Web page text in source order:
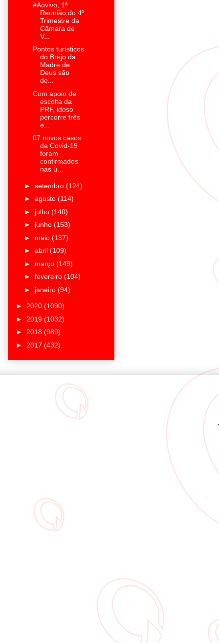
#Aovivo, 1ª
Reunião do 4º
Trimestre da
Câmara de
V...
Pontos turísticos
do Brejo da
Madre de
Deus são
de...
Com apoio de
escolta da
PRF, idoso
percorre três
e...
07 novos casos
da Covid-19
foram
confirmados
nas ú...
► setembro (124)
► agosto (114)
► julho (140)
► junho (153)
► maio (137)
► abril (109)
► março (149)
► fevereiro (104)
► janeiro (94)
► 2020 (1090)
► 2019 (1032)
► 2018 (989)
► 2017 (432)